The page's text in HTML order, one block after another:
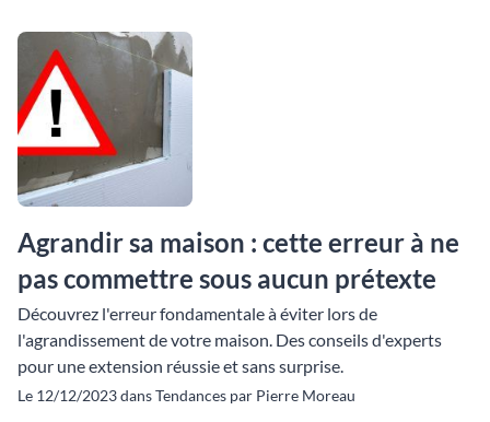
Agrandir sa maison : cette erreur à ne
pas commettre sous aucun prétexte
Découvrez l'erreur fondamentale à éviter lors de
l'agrandissement de votre maison. Des conseils d'experts
pour une extension réussie et sans surprise.
Le 12/12/2023 dans Tendances par Pierre Moreau